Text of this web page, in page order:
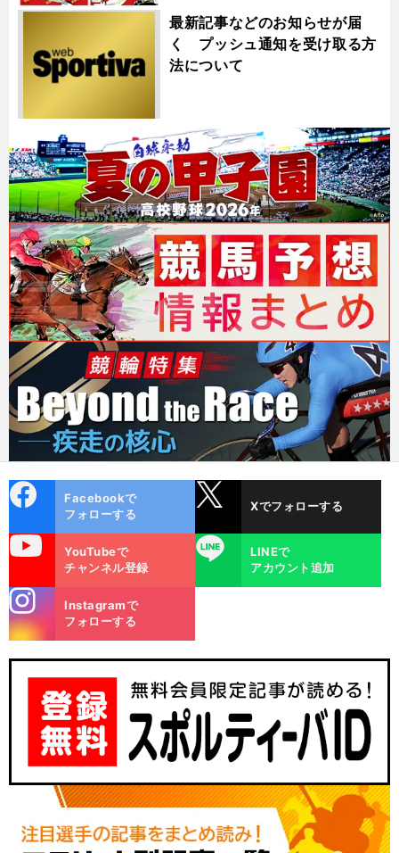
最新記事などのお知らせが届
く プッシュ通知を受け取る方
法について
ok
Facebookで
フォローする
Xでフォローする
YouTubeで
チャンネル登録
LINE
LINEで
アカウント追加
m
Instagramで
フォローする